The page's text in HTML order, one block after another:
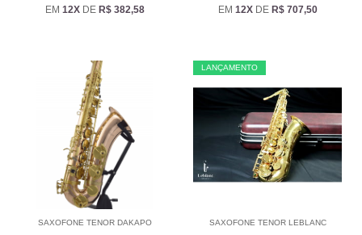
EM 12XDE R$ 382,58 EM 12XDE R$ 707,50
SAXOFONE TENOR DAKAPO
LANÇAMENTO
SAXOFONE TENOR LEBLANC